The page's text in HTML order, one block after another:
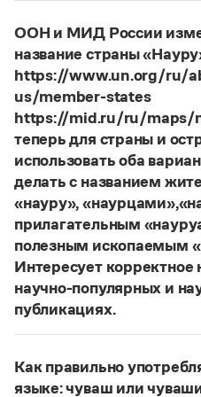
Справочники
Правила русской орфографии
Русский язык. Краткий
для школьников
Справочник по пунктуации
Словарь-справочник
Справочник по фразеологии
Азбучные истины
Словарь-справочник
Новости и события
Управление в русском
Словарь русских имён
Словарь методических
Правила русской
(1956)
ООН и МИД России
название страны
https://www.un.org/ru/
us/member-states
https://mid.ru/ru/maps/
теперь для страны и
использовать оба
делать с названием
«науру»,
прилагательным
полезным ископаемым
Интересует корректное
научно-популярных и
публикациях.
Изменение касается
образованные от
Как правильно
языке: чуваш или